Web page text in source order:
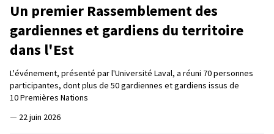
Un premier Rassemblement des
gardiennes et gardiens du territoire
dans l'Est
L'événement, présenté par l'Université Laval, a réuni 70 personnes
participantes, dont plus de 50 gardiennes et gardiens issus de
10 Premières Nations
— 22 juin 2026